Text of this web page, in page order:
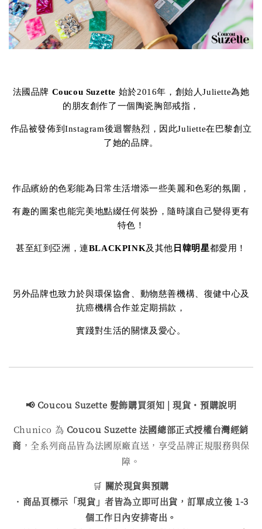
法國品牌 Coucou Suzette 始於2016年，創始人Juliette為她
的朋友創作了一個陶瓷胸部戒指，
作品被發佈到Instagram後迴響熱烈，因此Juliette在巴黎創立
了她的品牌。
作品繽紛的色彩能為日常生活增添一些美麗和色彩的氛圍，
有趣的圖案也能完美地點綴任何裝扮，隨時讓自己變得更有
特色！
甚至紅到亞洲，連BLACKPINK及其他 日韓明星都愛用！
另外品牌也致力於與環保協會、動物慈善機構、復健中心及
抗癌機構合作並定期捐款，
實踐對生活的關懷及愛心。
📢 Coucou Suzette 髮飾購買須知 | 現貨・預購說明
Chunico 為 Coucou Suzette 法國總部正式授權台灣經銷
商 ，全系列商品皆為法國原廠直送，享受品牌正規服務與保
障。
🛒 關於現貨與預購
・ 商品頁標示「現貨」者皆為立即可出貨，訂單成立後 1-3
個工作日內安排寄出。